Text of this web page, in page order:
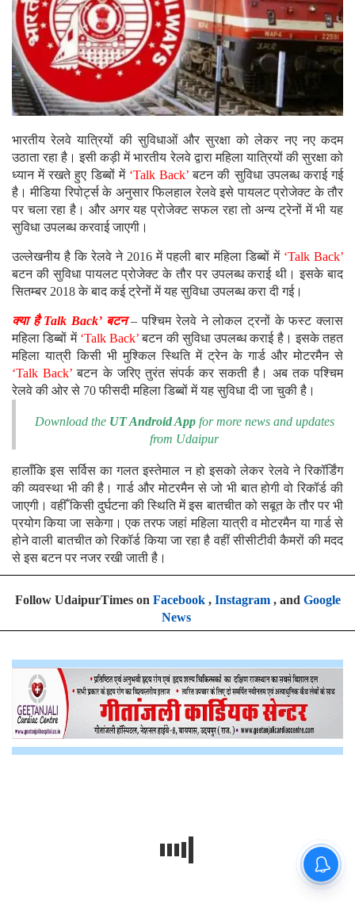
भारतीय रेलवे यात्रियों की सुविधाओं और सुरक्षा को लेकर नए नए कदम
उठाता रहा है। इसी कड़ी में भारतीय रेलवे द्वारा महिला यात्रियों की सुरक्षा को
ध्यान में रखते हुए डिब्बों में ‘Talk Back’ बटन की सुविधा उपलब्ध कराई गई
है। मीडिया रिपोर्ट्स के अनुसार फिलहाल रेलवे इसे पायलट प्रोजेक्ट के तौर
पर चला रहा है। और अगर यह प्रोजेक्ट सफल रहा तो अन्य ट्रेनों में भी यह
सुविधा उपलब्ध करवाई जाएगी।
उल्लेखनीय है कि रेलवे ने 2016 में पहली बार महिला डिब्बों में ‘Talk Back’
बटन की सुविधा पायलट प्रोजेक्ट के तौर पर उपलब्ध कराई थी। इसके बाद
सितम्बर 2018 के बाद कई ट्रेनों में यह सुविधा उपलब्ध करा दी गई।
क्या है Talk Back’ बटन – पश्चिम रेलवे ने लोकल ट्रनों के फस्ट क्लास
महिला डिब्बों में ‘Talk Back’बटन की सुविधा उपलब्ध कराई है। इसके तहत
महिला यात्री किसी भी मुश्किल स्थिति में ट्रेन के गार्ड और मोटरमैन से
‘Talk Back’ बटन के जरिए तुरंत संपर्क कर सकती है। अब तक पश्चिम
रेलवे की ओर से 70 फीसदी महिला डिब्बों में यह सुविधा दी जा चुकी है।
Download the UT Android Appfor more news and updates
from Udaipur
हालाँकि इस सर्विस का गलत इस्तेमाल न हो इसको लेकर रेलवे ने रिकॉर्डिंग
की व्यवस्था भी की है। गार्ड और मोटरमैन से जो भी बात होगी वो रिकॉर्ड की
जाएगी। वहीँ किसी दुर्घटना की स्थिति में इस बातचीत को सबूत के तौर पर भी
प्रयोग किया जा सकेगा। एक तरफ जहां महिला यात्री व मोटरमैन या गार्ड से
होने वाली बातचीत को रिकॉर्ड किया जा रहा है वहीं सीसीटीवी कैमरों की मदद
से इस बटन पर नजर रखी जाती है।
Follow UdaipurTimes on Facebook, Instagram, and Google
News